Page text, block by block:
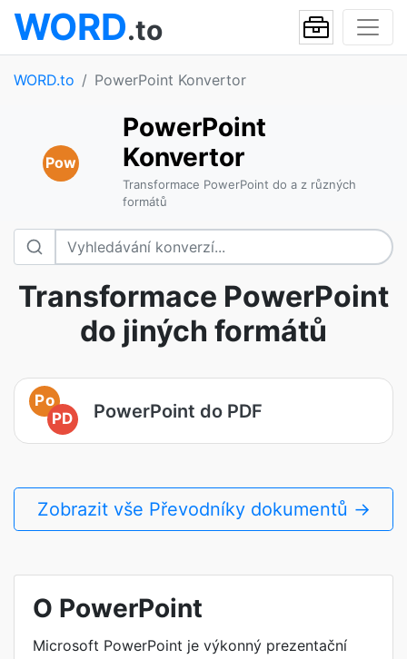
WORD.to
WORD.to PowerPoint Konvertor
Pow
PowerPoint
Konvertor
Transformace PowerPoint do a z různých
formátů
Transformace PowerPoint
do jiných formátů
Po
PD
PowerPoint do PDF
Zobrazit vše Převodníky dokumentů →
O PowerPoint
Microsoft PowerPoint je výkonný prezentační